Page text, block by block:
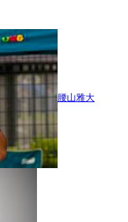
腰山雅大